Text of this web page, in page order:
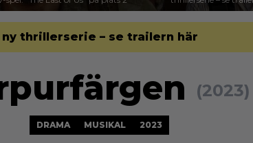
ny thrillerserie – se trailern här
(2023)
DRAMA MUSIKAL 2023